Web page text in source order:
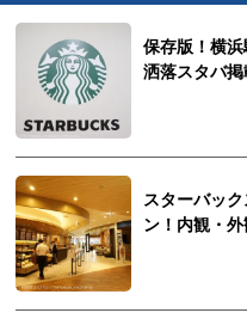
保存版！横
洒落スタバ
スターバッ
ン！内観・